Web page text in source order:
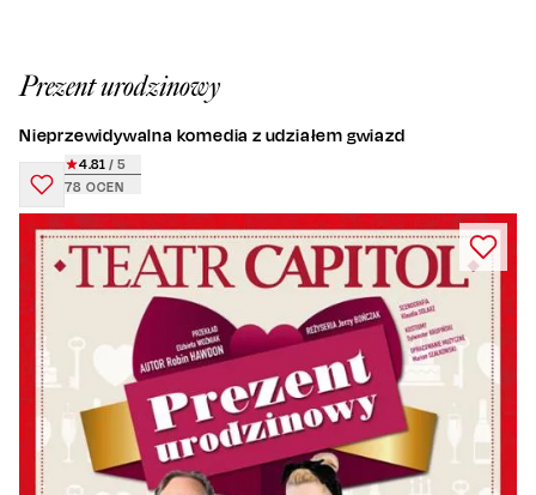
Prezent urodzinowy
Nieprzewidywalna komedia z udziałem gwiazd
78 OCEN
4.81 / 5